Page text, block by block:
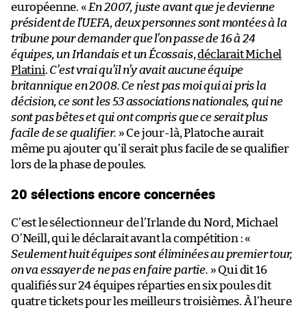
européenne. « En 2007, juste avant que je devienne
président de l’UEFA, deux personnes sont montées à la
tribune pour demander que l’on passe de 16 à 24
équipes, un Irlandais et un Écossais,déclarait Michel
Platini. C’est vrai qu’il n’y avait aucune équipe
britannique en 2008. Ce n’est pas moi qui ai pris la
décision, ce sont les 53 associations nationales, qui ne
sont pas bêtes et qui ont compris que ce serait plus
facile de se qualifier. » Ce jour-là, Platoche aurait
même pu ajouter qu’il serait plus facile de se qualifier
lors de la phase de poules.
20 sélections encore concernées
C’est le sélectionneur de l’Irlande du Nord, Michael
O’Neill, qui le déclarait avant la compétition : «
Seulement huit équipes sont éliminées au premier tour,
on va essayer de ne pas en faire partie. » Qui dit 16
qualifiés sur 24 équipes réparties en six poules dit
quatre tickets pour les meilleurs troisièmes. À l’heure